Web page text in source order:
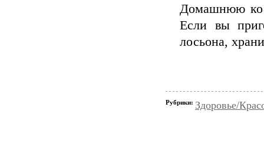
Домашнюю
Если вы
лосьона,
Рубрики: Здоровье/